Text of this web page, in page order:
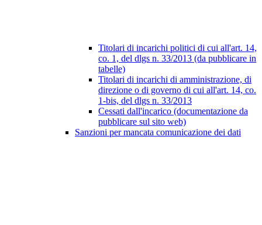
Titolari di incarichi politici di cui all'art. 14,
co. 1, del dlgs n. 33/2013 (da pubblicare in
tabelle)
Titolari di incarichi di amministrazione, di
direzione o di governo di cui all'art. 14, co.
1-bis, del dlgs n. 33/2013
Cessati dall'incarico (documentazione da
pubblicare sul sito web)
Sanzioni per mancata comunicazione dei dati